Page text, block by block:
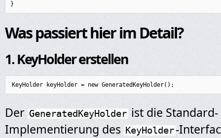
Was passiert hier im Detail?
1. KeyHolder erstellen
Der GeneratedKeyHolder ist die Standard-
Implementierung des
KeyHolder-